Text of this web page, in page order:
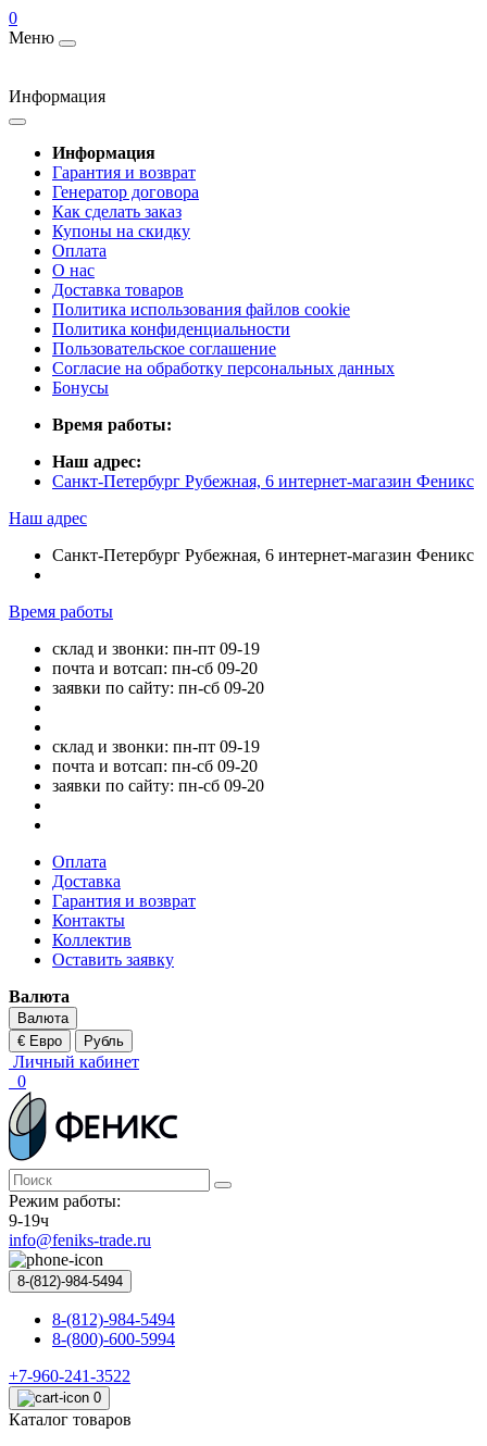
0
Меню
Информация
Информация
Гарантия и возврат
Генератор договора
Как сделать заказ
Купоны на скидку
Оплата
О нас
Доставка товаров
Политика использования файлов cookie
Политика конфиденциальности
Пользовательское соглашение
Согласие на обработку персональных данных
Бонусы
Время работы:
Наш адрес:
Санкт-Петербург Рубежная, 6 интернет-магазин Феникс
Наш адрес
Санкт-Петербург Рубежная, 6 интернет-магазин Феникс
Время работы
склад и звонки: пн-пт 09-19
почта и вотсап: пн-сб 09-20
заявки по сайту: пн-сб 09-20
склад и звонки: пн-пт 09-19
почта и вотсап: пн-сб 09-20
заявки по сайту: пн-сб 09-20
Оплата
Доставка
Гарантия и возврат
Контакты
Коллектив
Оставить заявку
Валюта
Валюта
€ Евро
Рубль
Личный кабинет
0
Режим работы:
9-19ч
info@feniks-trade.ru
8-(812)-984-5494
8-(812)-984-5494
8-(800)-600-5994
+7-960-241-3522
0
Каталог товаров